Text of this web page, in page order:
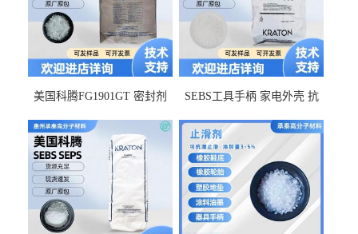
美国科腾FG1901GT 密封剂
佳 透明级
SEBS工具手柄 家电外壳 抗
耐候G1653VO